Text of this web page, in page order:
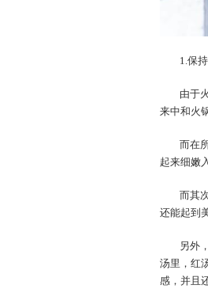
1.保
由于
来中和火
而在
起来细嫩
而其
还能起到
另外
汤里，红
感，并且